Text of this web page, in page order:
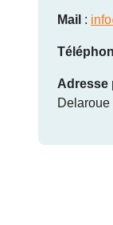
Mail :
Adresse